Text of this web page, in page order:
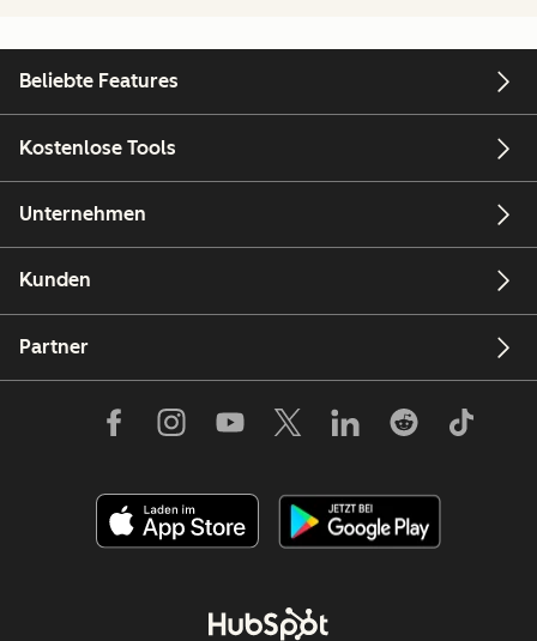
E-Mail
Beliebte Features
Kostenlose Tools
Unternehmen
Kunden
Partner